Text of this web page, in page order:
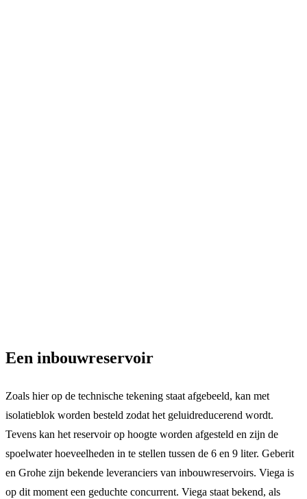
Een inbouwreservoir
Zoals hier op de technische tekening staat afgebeeld, kan met
isolatieblok worden besteld zodat het geluidreducerend wordt.
Tevens kan het reservoir op hoogte worden afgesteld en zijn de
spoelwater hoeveelheden in te stellen tussen de 6 en 9 liter. Geberit
en Grohe zijn bekende leveranciers van inbouwreservoirs. Viega is
op dit moment een geduchte concurrent. Viega staat bekend, als